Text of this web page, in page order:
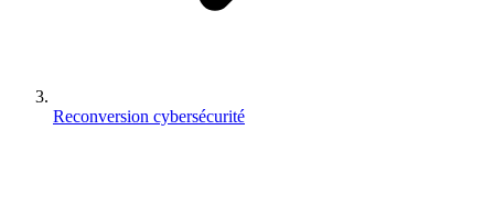
Reconversion cybersécurité